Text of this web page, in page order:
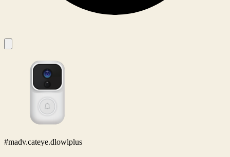
#madv.cateye.dlowlplus